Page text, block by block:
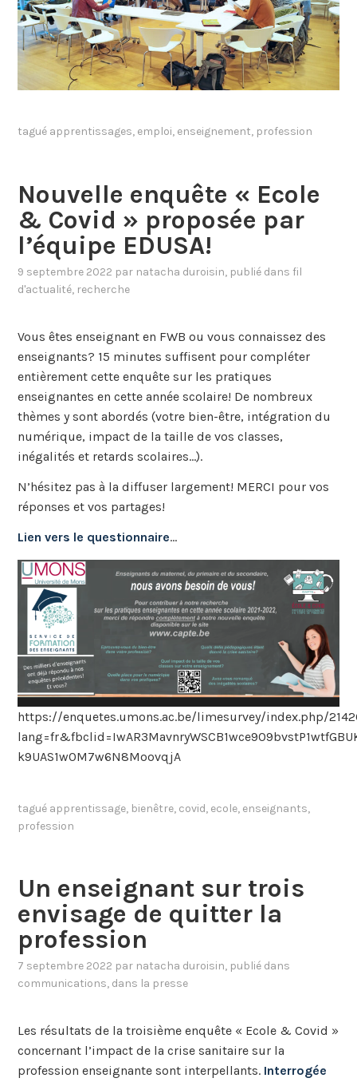
tagué apprentissages, emploi, enseignement, profession
Nouvelle enquête « Ecole
& Covid » proposée par
l’équipe EDUSA!
9 septembre 2022 par natacha duroisin, publié dans fil
d'actualité, recherche
Vous êtes enseignant en FWB ou vous connaissez des
enseignants? 15 minutes suffisent pour compléter
entièrement cette enquête sur les pratiques
enseignantes en cette année scolaire! De nombreux
thèmes y sont abordés (votre bien-être, intégration du
numérique, impact de la taille de vos classes,
inégalités et retards scolaires…).
N’hésitez pas à la diffuser largement! MERCI pour vos
réponses et vos partages!
Lien vers le questionnaire…
https://enquetes.umons.ac.be/limesurvey/index.php/
k9UAS1w0M7w6N8MoovqjA
tagué apprentissage, bienêtre, covid, ecole, enseignants,
profession
Un enseignant sur trois
envisage de quitter la
profession
7 septembre 2022 par natacha duroisin, publié dans
communications, dans la presse
Les résultats de la troisième enquête « Ecole & Covid »
concernant l’impact de la crise sanitaire sur la
profession enseignante sont interpellants. Interrogée